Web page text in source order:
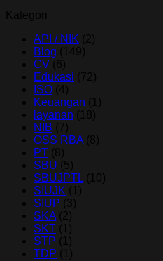
Kategori
API / NIK (2)
Blog (149)
CV (6)
Edukasi (72)
ISO (4)
Keuangan (1)
layanan (18)
NIB (7)
OSS RBA (8)
PT (8)
SBU (5)
SBUJPTL (10)
SIUJK (1)
SIUP (3)
SKA (2)
SKT (1)
STP (1)
TDP (1)